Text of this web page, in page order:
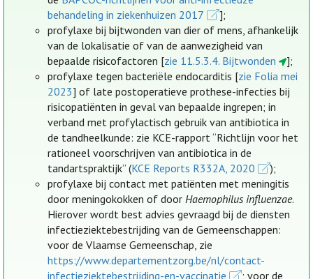
behandeling in ziekenhuizen 2017
];
profylaxe bij bijtwonden van dier of mens, afhankelijk
van de lokalisatie of van de aanwezigheid van
bepaalde risicofactoren [zie 11.5.3.4. Bijtwonden
];
profylaxe tegen bacteriële endocarditis [zie Folia mei
2023] of late postoperatieve prothese-infecties bij
risicopatiënten in geval van bepaalde ingrepen; in
verband met profylactisch gebruik van antibiotica in
de tandheelkunde: zie KCE-rapport “Richtlijn voor het
rationeel voorschrijven van antibiotica in de
tandartspraktijk” (KCE Reports R332A, 2020
);
profylaxe bij contact met patiënten met meningitis
door meningokokken of doorHaemophilus influenzae.
Hierover wordt best advies gevraagd bij de diensten
infectieziektebestrijding van de Gemeenschappen:
voor de Vlaamse Gemeenschap, zie
https://www.departementzorg.be/nl/contact-
infectieziektebestrijding-en-vaccinatie
; voor de